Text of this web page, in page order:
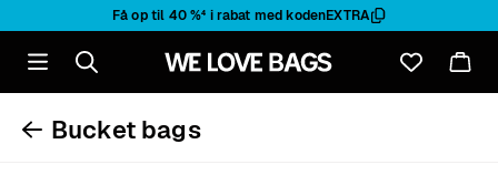
Få op til 40 %⁴ i rabat med kodenEXTRA
Bucket bags